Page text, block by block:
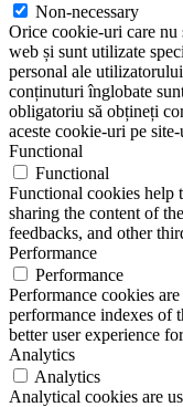
Non-necessary
Orice cookie-uri care nu
web și sunt utilizate
personal ale
conținuturi înglobate
obligatoriu să obțineți
aceste cookie-uri pe
Functional
Functional
Functional cookies help
sharing the content of
feedbacks, and other
Performance
Performance
Performance cookies
performance indexes of
better user experience
Analytics
Analytics
Analytical cookies are